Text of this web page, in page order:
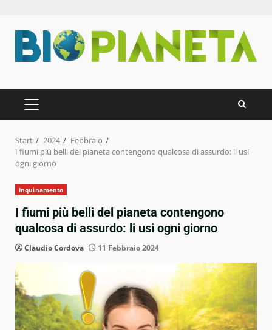
Inhalt
springen
PRIMÄRES
MENÜ
Start 2024
Febbraio
I fiumi più belli del pianeta contengono qualcosa di assurdo: li usi
ogni giorno
Inquinamento
I fiumi più belli del pianeta contengono
qualcosa di assurdo: li usi ogni giorno
Claudio Cordova 11 Febbraio 2024